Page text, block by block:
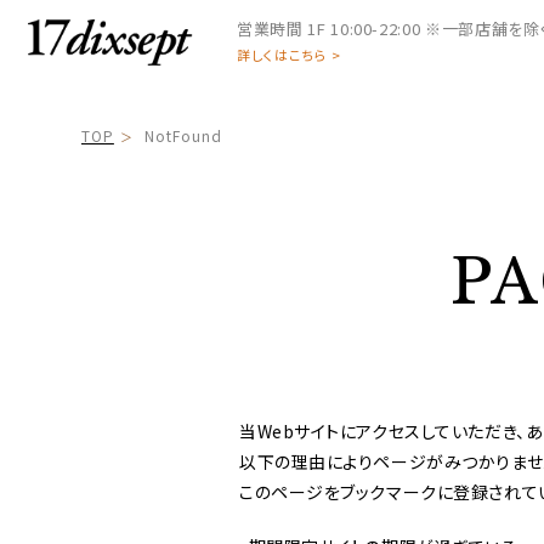
営業時間1F 10:00-22:00 ※一部店舗
詳しくはこちら >
TOP NotFound
当Webサイトにアクセスしていただき、
以下の理由によりページがみつかりませ
このページをブックマークに登録され